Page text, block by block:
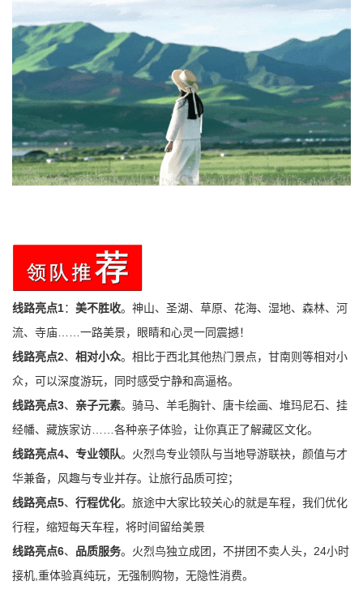
线路亮点1： 美不胜收。 神山、圣湖、草原、花海、湿地、森林、河
流、寺庙 ……一路美景，眼睛和心灵一同震撼！
线路亮点2、 相对小众。相比于西北其他热门景点，甘南则等相对小
众，可以深度游玩，同时感受宁静和高逼格。
线路亮点3、 亲子元素。骑马、羊毛胸针、唐卡绘画、堆玛尼石、挂
经幡、藏族家访……各种亲子体验，让你真正了解藏区文化。
线路亮点4、 专业领队。火烈鸟专业领队与当地导游联袂，颜值与才
华兼备，风趣与专业并存。让旅行品质可控；
线路亮点5、 行程优化。旅途中大家比较关心的就是车程，我们优化
行程，缩短每天车程，将时间留给美景
线路亮点6、 品质服务。火烈鸟独立成团，不拼团不卖人头，24小时
接机,重体验真纯玩，无强制购物，无隐性消费。